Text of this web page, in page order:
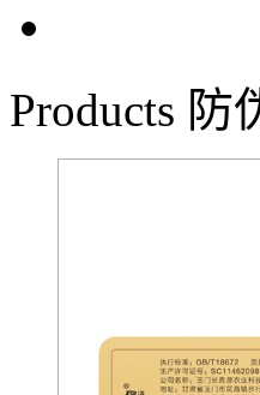
Products 防